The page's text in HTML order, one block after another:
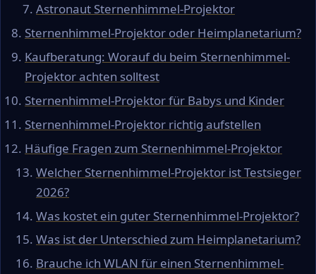
Astronaut Sternenhimmel-Projektor
Sternenhimmel-Projektor oder Heimplanetarium?
Kaufberatung: Worauf du beim Sternenhimmel-
Projektor achten solltest
Sternenhimmel-Projektor für Babys und Kinder
Sternenhimmel-Projektor richtig aufstellen
Häufige Fragen zum Sternenhimmel-Projektor
Welcher Sternenhimmel-Projektor ist Testsieger
2026?
Was kostet ein guter Sternenhimmel-Projektor?
Was ist der Unterschied zum Heimplanetarium?
Brauche ich WLAN für einen Sternenhimmel-